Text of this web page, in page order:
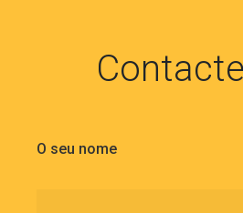
O seu nome